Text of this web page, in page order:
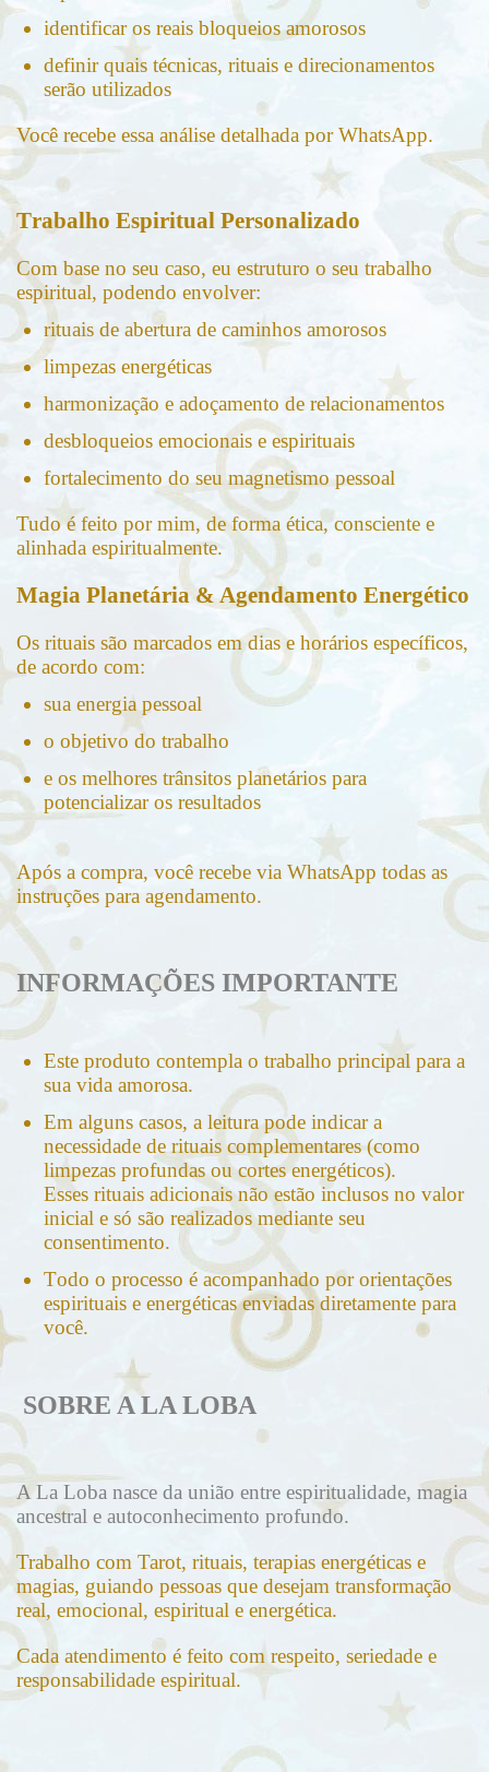
identificar os reais bloqueios amorosos
definir quais técnicas, rituais e direcionamentos
serão utilizados
Você recebe essa análise detalhada por WhatsApp.
Trabalho Espiritual Personalizado
Com base no seu caso, eu estruturo o seu trabalho
espiritual, podendo envolver:
rituais de abertura de caminhos amorosos
limpezas energéticas
harmonização e adoçamento de relacionamentos
desbloqueios emocionais e espirituais
fortalecimento do seu magnetismo pessoal
Tudo é feito por mim, de forma ética, consciente e
alinhada espiritualmente.
Magia Planetária & Agendamento Energético
Os rituais são marcados em dias e horários específicos,
de acordo com:
sua energia pessoal
o objetivo do trabalho
e os melhores trânsitos planetários para
potencializar os resultados
Após a compra, você recebe via WhatsApp todas as
instruções para agendamento.
INFORMAÇÕES IMPORTANTE
Este produto contempla o trabalho principal para a
sua vida amorosa.
Em alguns casos, a leitura pode indicar a
necessidade de rituais complementares (como
limpezas profundas ou cortes energéticos).
Esses rituais adicionais não estão inclusos no valor
inicial e só são realizados mediante seu
consentimento.
Todo o processo é acompanhado por orientações
espirituais e energéticas enviadas diretamente para
você.
SOBRE A LA LOBA
A La Loba nasce da união entre espiritualidade, magia
ancestral e autoconhecimento profundo.
Trabalho com Tarot, rituais, terapias energéticas e
magias, guiando pessoas que desejam transformação
real, emocional, espiritual e energética.
Cada atendimento é feito com respeito, seriedade e
responsabilidade espiritual.